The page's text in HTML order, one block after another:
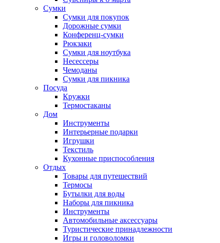
Сумки
Сумки для покупок
Дорожные сумки
Конференц-сумки
Рюкзаки
Сумки для ноутбука
Несессеры
Чемоданы
Сумки для пикника
Посуда
Кружки
Термостаканы
Дом
Инструменты
Интерьерные подарки
Игрушки
Текстиль
Кухонные приспособления
Отдых
Товары для путешествий
Термосы
Бутылки для воды
Наборы для пикника
Инструменты
Автомобильные аксессуары
Туристические принадлежности
Игры и головоломки